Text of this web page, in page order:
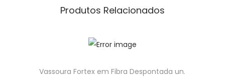
Produtos Relacionados
Vassoura Fortex em Fibra Despontada un.